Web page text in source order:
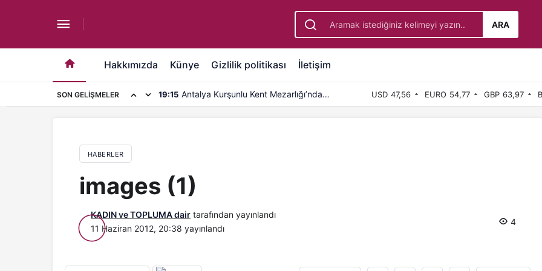
ARA
Hakkımızda Künye Gizlilik politikası İletişim
SON GELIŞMELER 19:15 Antalya Kurşunlu Kent Mezarlığı’nda USD 47,56 EURO 54,77 GBP 63,97
HABERLER
images (1)
KADIN ve TOPLUMA dair tarafından yayınlandı
11 Haziran 2012, 20:38 yayınlandı
4
images (1)